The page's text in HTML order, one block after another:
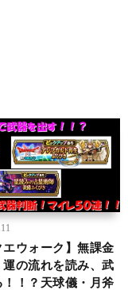
エウォーク】無課金
運の流れを読み、武
！？天球儀・月斧